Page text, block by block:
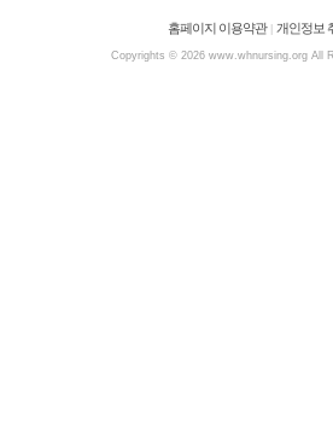
홈페이지 이용약관 개인정보
Copyrights © 2026 www.whnursing.org All